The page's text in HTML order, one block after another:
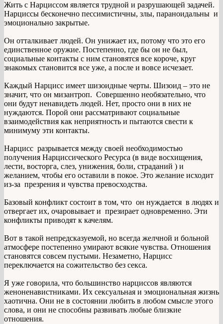
Жить с Нарциссом является трудной и разрушающей задачей.
Нарциссы бесконечно пессимистичны, злы, параноидальны и
эмоционально закрытые.
Он отталкивает людей. Он унижает их, потому что это его
единственное оружие. Постепенно, где бы он не был,
социальные контакты с ним становятся все короче, круг
знакомых становится все уже, а после и вовсе исчезает.
Каждый Нарцисс имеет шизоидные черты. Шизоид – это не
значит, что он мизантроп. Совершенно необязательно, что
они будут ненавидеть людей. Нет, просто они в них не
нуждаются. Порой они рассматривают социальные
взаимодействия как неприятность и пытаются свести к
минимуму эти контакты.
Нарцисс разрывается между своей необходимостью
получения Нарциссического Ресурса (в виде восхищения,
лести, восторга, слез, унижения, боли, страданий ) и
желанием, чтобы его оставили в покое. Это желание исходит
из-за презрения и чувства превосходства.
Базовый конфликт состоит в том, что он нуждается в людях и
отвергает их, очаровывает и презирает одновременно. Эти
конфликты приводят к качелям.
Вот в такой непредсказуемой, но всегда желчной и больной
атмосфере постепенно умирают всякие чувства. Отношения
становятся совсем пустыми. Незаметно, Нарцисс
переключается на сожительство без секса.
Я уже говорила, что большинство нарциссов являются
женоненавистниками. Их сексуальная и эмоциональная жизнь
хаотична. Они не в состоянии любить в любом смысле этого
слова, и они не способны развивать любые близкие
отношения.